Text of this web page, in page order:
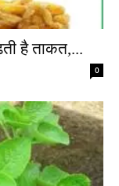
है ताकत,...
0